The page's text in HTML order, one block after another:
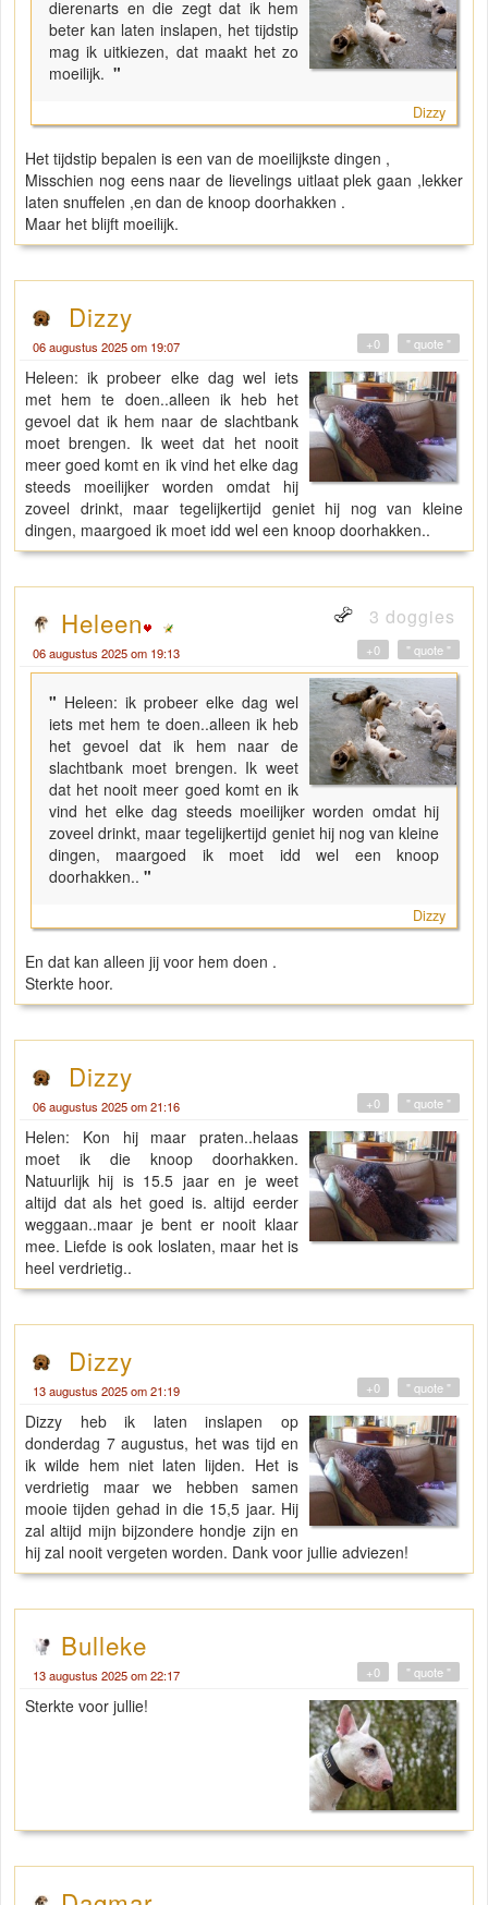
dierenarts en die zegt dat ik hem
beter kan laten inslapen, het tijdstip
mag ik uitkiezen, dat maakt het zo
moeilijk. "
Dizzy
Het tijdstip bepalen is een van de moeilijkste dingen ,
Misschien nog eens naar de lievelings uitlaat plek gaan ,lekker
laten snuffelen ,en dan de knoop doorhakken .
Maar het blijft moeilijk.
Dizzy
06 augustus 2025 om 19:07 " quote "
+0
Heleen: ik probeer elke dag wel iets
met hem te doen..alleen ik heb het
gevoel dat ik hem naar de slachtbank
moet brengen. Ik weet dat het nooit
meer goed komt en ik vind het elke dag
steeds moeilijker worden omdat hij
zoveel drinkt, maar tegelijkertijd geniet hij nog van kleine
dingen, maargoed ik moet idd wel een knoop doorhakken..
Heleen 3 doggies
06 augustus 2025 om 19:13 " quote "
+0
" Heleen: ik probeer elke dag wel
iets met hem te doen..alleen ik heb
het gevoel dat ik hem naar de
slachtbank moet brengen. Ik weet
dat het nooit meer goed komt en ik
vind het elke dag steeds moeilijker worden omdat hij
zoveel drinkt, maar tegelijkertijd geniet hij nog van kleine
dingen, maargoed ik moet idd wel een knoop
doorhakken.. "
Dizzy
En dat kan alleen jij voor hem doen .
Sterkte hoor.
Dizzy
06 augustus 2025 om 21:16 " quote "
+0
Helen: Kon hij maar praten..helaas
moet ik die knoop doorhakken.
Natuurlijk hij is 15.5 jaar en je weet
altijd dat als het goed is. altijd eerder
weggaan..maar je bent er nooit klaar
mee. Liefde is ook loslaten, maar het is
heel verdrietig..
Dizzy
13 augustus 2025 om 21:19 " quote "
+0
Dizzy heb ik laten inslapen op
donderdag 7 augustus, het was tijd en
ik wilde hem niet laten lijden. Het is
verdrietig maar we hebben samen
mooie tijden gehad in die 15,5 jaar. Hij
zal altijd mijn bijzondere hondje zijn en
hij zal nooit vergeten worden. Dank voor jullie adviezen!
Bulleke
13 augustus 2025 om 22:17 " quote "
+0
Sterkte voor jullie!